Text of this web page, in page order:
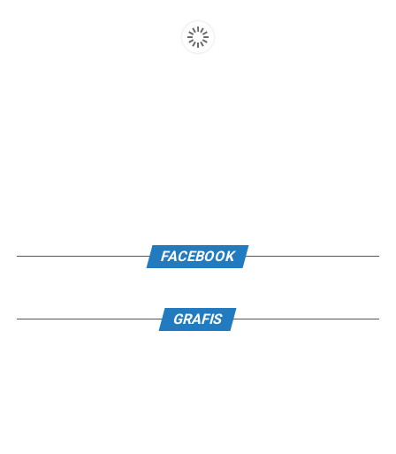
FACEBOOK
GRAFIS